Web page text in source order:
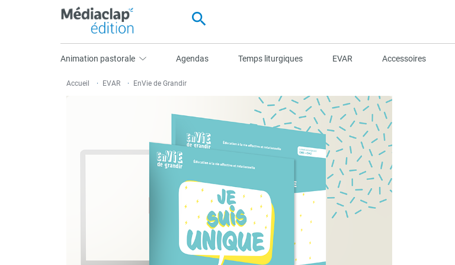
search
Animation pastorale Agendas Temps liturgiques EVAR Accessoires
Accueil EVAR EnVie de Grandir